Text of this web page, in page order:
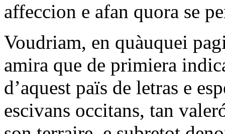
affeccion e afan quora se
Voudriam, en quàuquei
amira que de primiera
d’aquest païs de letras e
escivans occitans, tan